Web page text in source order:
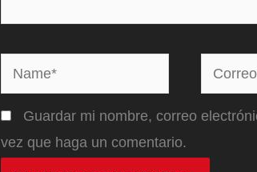
Name*
Correo
Guardar mi nombre, correo
vez que haga un comentario.